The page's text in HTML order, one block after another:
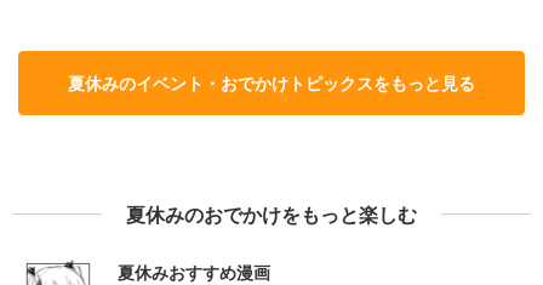
夏休みのイベント・おでかけトピックスをもっと見る
夏休みのおでかけをもっと楽しむ
夏休みおすすめ漫画